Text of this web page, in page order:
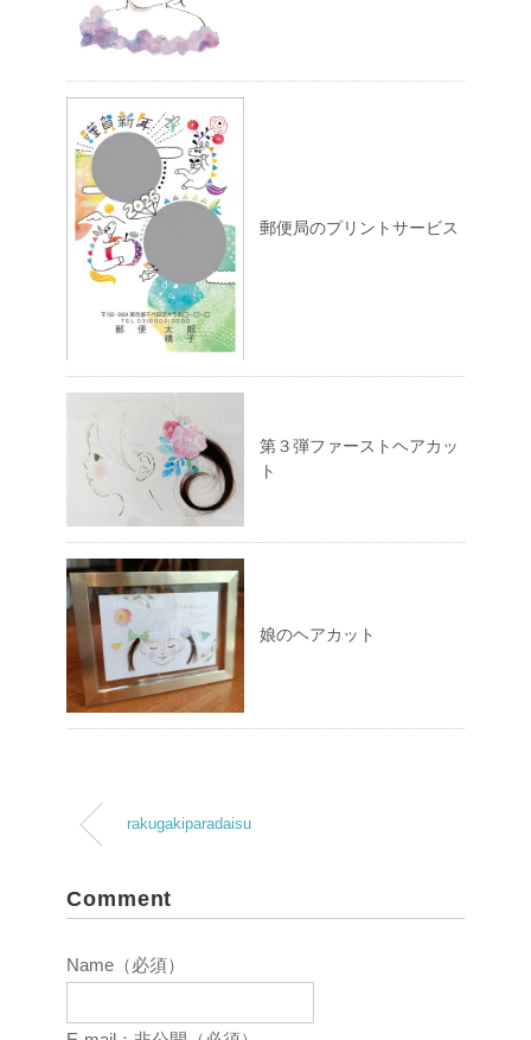
郵便局のプリントサービス
第３弾ファーストヘアカッ
ト
娘のヘアカット
rakugakiparadaisu
Comment
Name（必須）